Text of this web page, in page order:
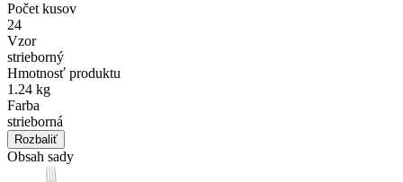
Počet kusov
24
Vzor
strieborný
Hmotnosť produktu
1.24 kg
Farba
strieborná
Rozbaliť
Obsah sady